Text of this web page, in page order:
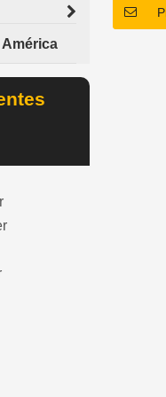
fácil.4>.